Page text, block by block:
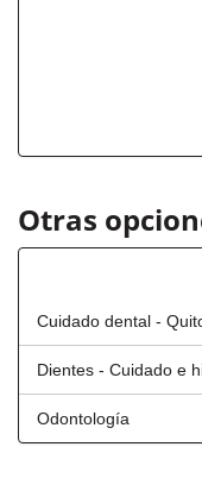
Otras
Cuidado dental -
Dientes - Cuidado e
Odontología